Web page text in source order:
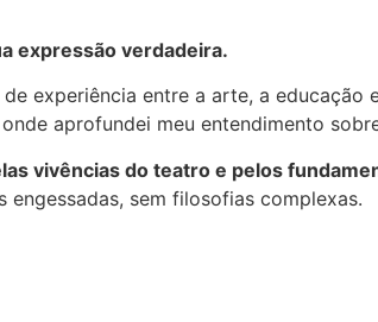
expressão verdadeira.
experiência entre a arte, a educação
aprofundei meu entendimento
vivências do teatro e pelos
sem filosofias complexas.